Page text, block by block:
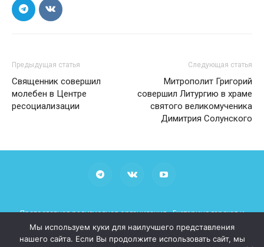
Предыдущая статья
Священник совершил
молебен в Центре
ресоциализации
Следующая статья
Митрополит Григорий
совершил Литургию в храме
святого великомученика
Димитрия Солунского
Православная религиозная организация «Екатеринодарская и
Кубанская Епархия Русской Православной Церкви (Московский
Патриархат)»
Мы используем куки для наилучшего представления
нашего сайта. Если Вы продолжите использовать сайт, мы